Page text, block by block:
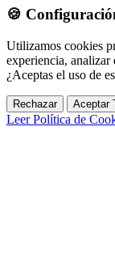
🍪
Utilizamos cookies
experiencia,
¿Aceptas el uso de
Rechazar Aceptar
Leer Política de